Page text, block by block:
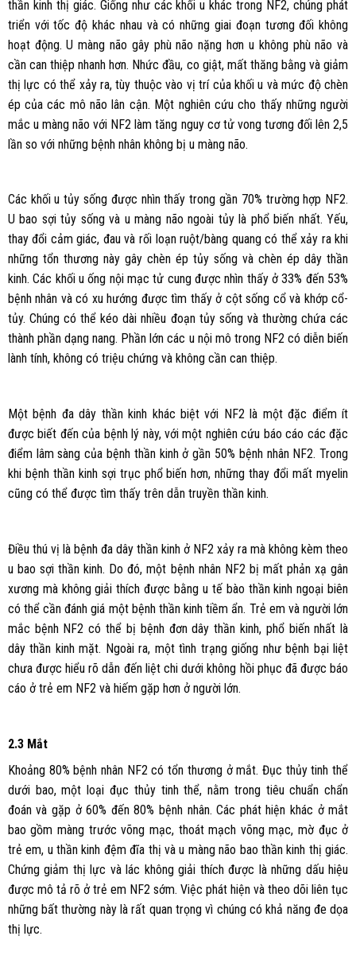
thần kinh thị giác. Giống như các khối u khác trong NF2, chúng phát
triển với tốc độ khác nhau và có những giai đoạn tương đối không
hoạt động. U màng não gây phù não nặng hơn u không phù não và
cần can thiệp nhanh hơn. Nhức đầu, co giật, mất thăng bằng và giảm
thị lực có thể xảy ra, tùy thuộc vào vị trí của khối u và mức độ chèn
ép của các mô não lân cận. Một nghiên cứu cho thấy những người
mắc u màng não với NF2 làm tăng nguy cơ tử vong tương đối lên 2,5
lần so với những bệnh nhân không bị u màng não.
Các khối u tủy sống được nhìn thấy trong gần 70% trường hợp NF2.
U bao sợi tủy sống và u màng não ngoài tủy là phổ biến nhất. Yếu,
thay đổi cảm giác, đau và rối loạn ruột/bàng quang có thể xảy ra khi
những tổn thương này gây chèn ép tủy sống và chèn ép dây thần
kinh. Các khối u ống nội mạc tử cung được nhìn thấy ở 33% đến 53%
bệnh nhân và có xu hướng được tìm thấy ở cột sống cổ và khớp cổ-
tủy. Chúng có thể kéo dài nhiều đoạn tủy sống và thường chứa các
thành phần dạng nang. Phần lớn các u nội mô trong NF2 có diễn biến
lành tính, không có triệu chứng và không cần can thiệp.
Một bệnh đa dây thần kinh khác biệt với NF2 là một đặc điểm ít
được biết đến của bệnh lý này, với một nghiên cứu báo cáo các đặc
điểm lâm sàng của bệnh thần kinh ở gần 50% bệnh nhân NF2. Trong
khi bệnh thần kinh sợi trục phổ biến hơn, những thay đổi mất myelin
cũng có thể được tìm thấy trên dẫn truyền thần kinh.
Điều thú vị là bệnh đa dây thần kinh ở NF2 xảy ra mà không kèm theo
u bao sợi thần kinh. Do đó, một bệnh nhân NF2 bị mất phản xạ gân
xương mà không giải thích được bằng u tế bào thần kinh ngoại biên
có thể cần đánh giá một bệnh thần kinh tiềm ẩn. Trẻ em và người lớn
mắc bệnh NF2 có thể bị bệnh đơn dây thần kinh, phổ biến nhất là
dây thần kinh mặt. Ngoài ra, một tình trạng giống như bệnh bại liệt
chưa được hiểu rõ dẫn đến liệt chi dưới không hồi phục đã được báo
cáo ở trẻ em NF2 và hiếm gặp hơn ở người lớn.
2.3 Mắt
Khoảng 80% bệnh nhân NF2 có tổn thương ở mắt. Đục thủy tinh thể
dưới bao, một loại đục thủy tinh thể, nằm trong tiêu chuẩn chẩn
đoán và gặp ở 60% đến 80% bệnh nhân. Các phát hiện khác ở mắt
bao gồm màng trước võng mạc, thoát mạch võng mạc, mờ đục ở
trẻ em, u thần kinh đệm đĩa thị và u màng não bao thần kinh thị giác.
Chứng giảm thị lực và lác không giải thích được là những dấu hiệu
được mô tả rõ ở trẻ em NF2 sớm. Việc phát hiện và theo dõi liên tục
những bất thường này là rất quan trọng vì chúng có khả năng đe dọa
thị lực.